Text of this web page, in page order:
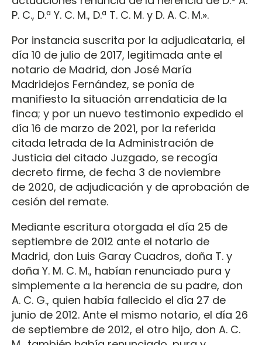
P. C., D.ª Y. C. M., D.ª T. C. M. y D. A. C. M.».
Por instancia suscrita por la adjudicataria, el
día 10 de julio de 2017, legitimada ante el
notario de Madrid, don José María
Madridejos Fernández, se ponía de
manifiesto la situación arrendaticia de la
finca; y por un nuevo testimonio expedido el
día 16 de marzo de 2021, por la referida
citada letrada de la Administración de
Justicia del citado Juzgado, se recogía
decreto firme, de fecha 3 de noviembre
de 2020, de adjudicación y de aprobación de
cesión del remate.
Mediante escritura otorgada el día 25 de
septiembre de 2012 ante el notario de
Madrid, don Luis Garay Cuadros, doña T. y
doña Y. M. C. M., habían renunciado pura y
simplemente a la herencia de su padre, don
A. C. G., quien había fallecido el día 27 de
junio de 2012. Ante el mismo notario, el día 26
de septiembre de 2012, el otro hijo, don A. C.